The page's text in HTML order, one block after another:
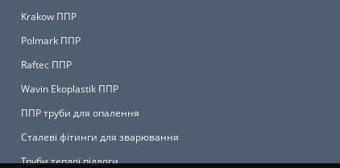
Krakow ППР
Polmark ППР
Raftec ППР
Wavin Ekoplastik ППР
ППР труби для опалення
Сталеві фітинги для зварювання
Труби теплої підлоги